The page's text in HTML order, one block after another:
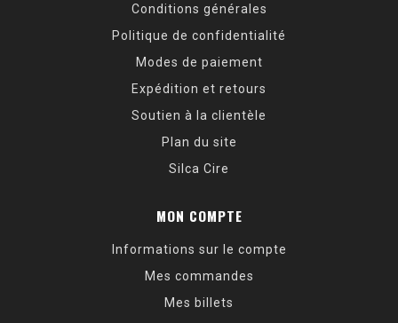
Conditions générales
Politique de confidentialité
Modes de paiement
Expédition et retours
Soutien à la clientèle
Plan du site
Silca Cire
MON COMPTE
Informations sur le compte
Mes commandes
Mes billets